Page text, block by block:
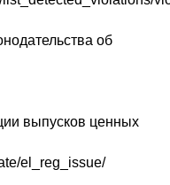
об
выпусков ценных
el_reg_issue/